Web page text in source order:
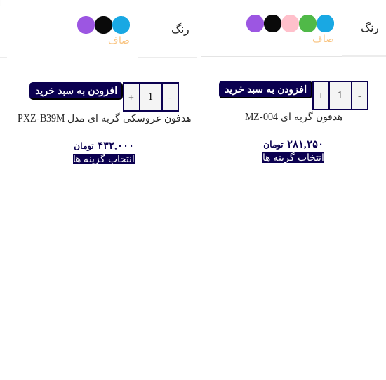
رنگ
صاف
افزودن به سبد خرید
هدفون گربه ای MZ-004
۲۸۱,۲۵۰ تومان
انتخاب گزینه ها
رنگ
صاف
افزودن به سبد خرید
هدفون عروسکی گربه ای مدل PXZ-B39M
۴۳۲,۰۰۰ تومان
انتخاب گزینه ها